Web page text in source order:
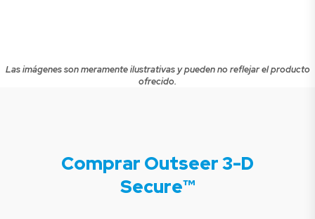
Las imágenes son meramente ilustrativas y pueden no reflejar el producto
ofrecido.
Comprar Outseer 3-D
Secure™